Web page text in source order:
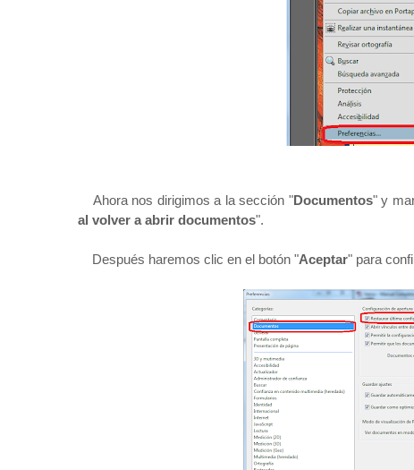
Ahora nos dirigimos a la sección "Documentos" y
al volver a abrir documentos".
Después haremos clic en el botón "Aceptar" para